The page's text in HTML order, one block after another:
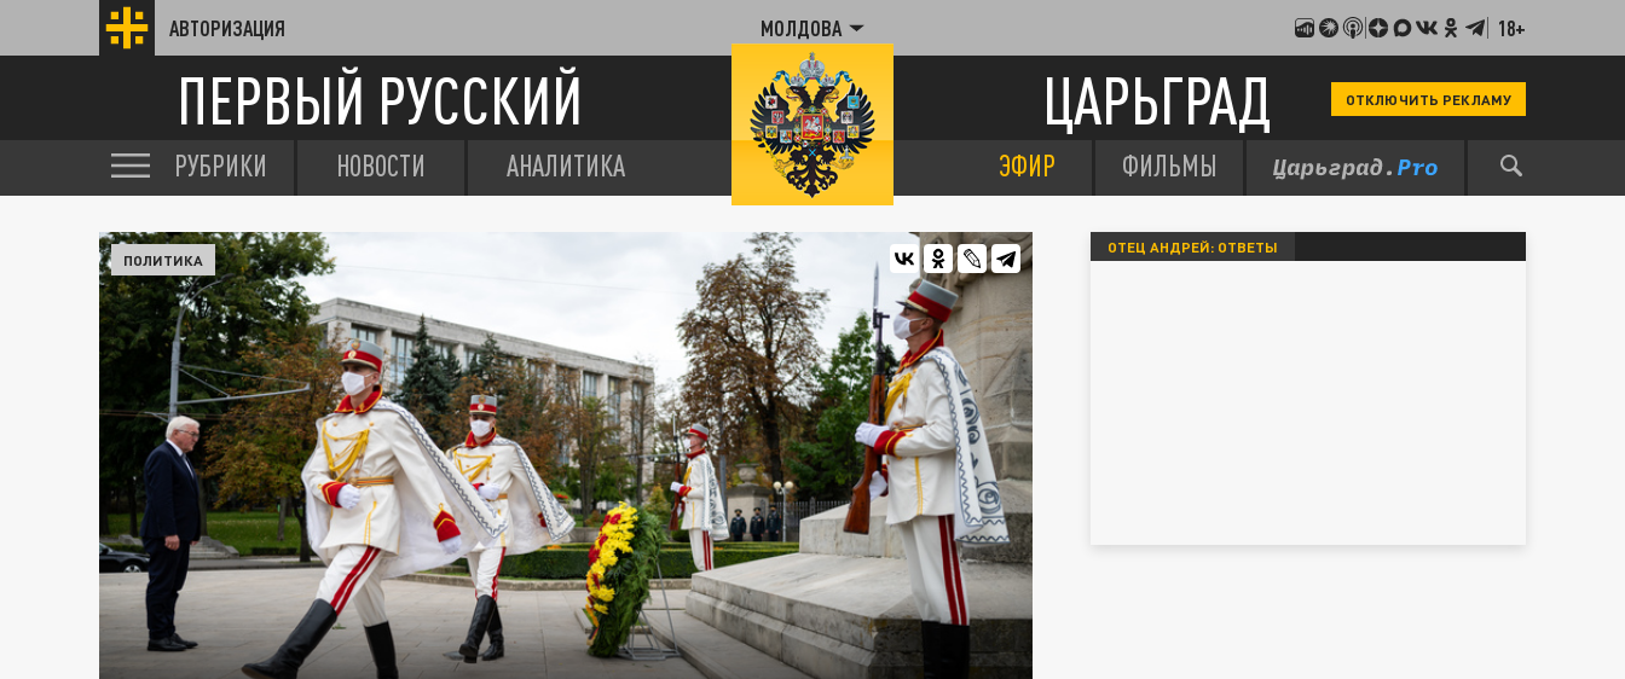
АВТОРИЗАЦИЯ МОЛДОВА 18+
ПЕРВЫЙ РУССКИЙ ЦАРЬГРАД ОТКЛЮЧИТЬ РЕКЛАМУ
РУБРИКИ НОВОСТИ АНАЛИТИКА ЭФИР ФИЛЬМЫ
ПОЛИТИКА
ОТЕЦ АНДРЕЙ: ОТВЕТЫ